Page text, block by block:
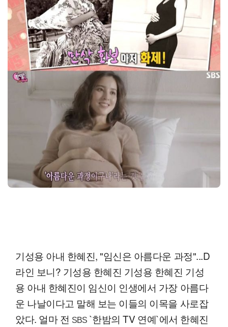
기성용 아내 한혜진, "임신은 아름다운 과정"...D
라인 보니? 기성용 한혜진 기성용 한혜진 기성
용 아내 한혜진이 임신이 인생에서 가장 아름다
운 나날이다고 말해 보는 이들의 이목을 사로잡
았다. 얼마 전 SBS `한밤의 TV 연예`에서 한혜진